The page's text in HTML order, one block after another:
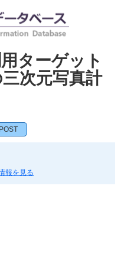
ターゲット
次元写真計
報を見る